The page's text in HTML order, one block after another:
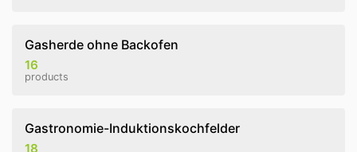
Gasherde ohne Backofen
16
products
Gastronomie-Induktionskochfelder
18